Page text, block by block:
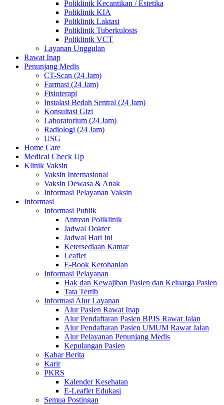
Poliklinik Kecantikan / Estetika
Poliklinik KIA
Poliklinik Laktasi
Poliklinik Tuberkulosis
Poliklinik VCT
Layanan Unggulan
Rawat Inap
Penunjang Medis
CT-Scan (24 Jam)
Farmasi (24 Jam)
Fisioterapi
Instalasi Bedah Sentral (24 Jam)
Konsultasi Gizi
Laboratorium (24 Jam)
Radiologi (24 Jam)
USG
Home Care
Medical Check Up
Klinik Vaksin
Vaksin Internasional
Vaksin Dewasa & Anak
Informasi Pelayanan Vaksin
Informasi
Informasi Publik
Antrean Poliklinik
Jadwal Dokter
Jadwal Hari Ini
Ketersediaan Kamar
Leaflet
E-Book Kerohanian
Informasi Pelayanan
Hak dan Kewajiban Pasien dan Keluarga Pasien
Tata Tertib
Informasi Alur Layanan
Alur Pasien Rawat Inap
Alur Pendaftaran Pasien BPJS Rawat Jalan
Alur Pendaftaran Pasien UMUM Rawat Jalan
Alur Pelayanan Penunjang Medis
Kepulangan Pasien
Kabar Berita
Karir
PKRS
Kalender Kesehatan
E-Leaflet Edukasi
Semua Postingan